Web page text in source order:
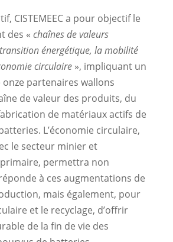
CISTEMEEC a pour objectif le
des « chaînes de valeurs
énergétique, la mobilité
circulaire», impliquant un
partenaires wallons
de valeur des produits, du
de matériaux actifs de
L’économie circulaire,
le secteur minier et
permettra non
à ces augmentations de
mais également, pour
et le recyclage, d’offrir
de la fin de vie des